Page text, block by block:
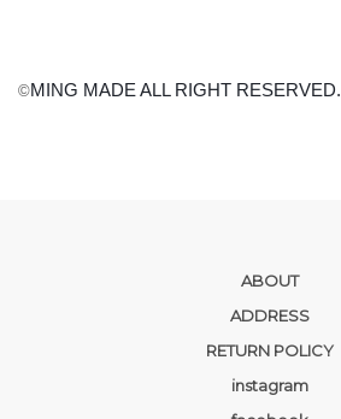
©MING MADE ALL RIGHT RESERVED.
ABOUT
ADDRESS
RETURN POLICY
instagram